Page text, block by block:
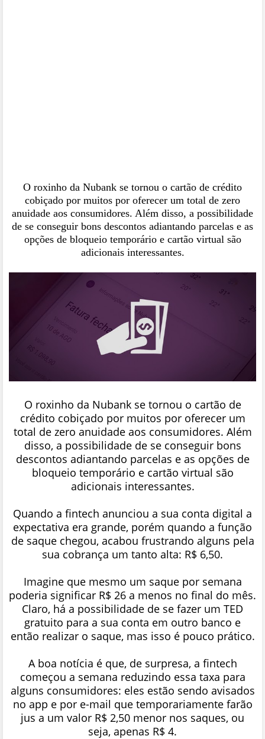
O roxinho da Nubank se tornou o cartão de crédito
cobiçado por muitos por oferecer um total de zero
anuidade aos consumidores. Além disso, a possibilidade
de se conseguir bons descontos adiantando parcelas e as
opções de bloqueio temporário e cartão virtual são
adicionais interessantes.
O roxinho da Nubank se tornou o cartão de
crédito cobiçado por muitos por oferecer um
total de zero anuidade aos consumidores. Além
disso, a possibilidade de se conseguir bons
descontos adiantando parcelas e as opções de
bloqueio temporário e cartão virtual são
adicionais interessantes.
Quando a fintech anunciou a sua conta digital a
expectativa era grande, porém quando a função
de saque chegou, acabou frustrando alguns pela
sua cobrança um tanto alta: R$ 6,50.
Imagine que mesmo um saque por semana
poderia significar R$ 26 a menos no final do mês.
Claro, há a possibilidade de se fazer um TED
gratuito para a sua conta em outro banco e
então realizar o saque, mas isso é pouco prático.
A boa notícia é que, de surpresa, a fintech
começou a semana reduzindo essa taxa para
alguns consumidores: eles estão sendo avisados
no app e por e-mail que temporariamente farão
jus a um valor R$ 2,50 menor nos saques, ou
seja, apenas R$ 4.